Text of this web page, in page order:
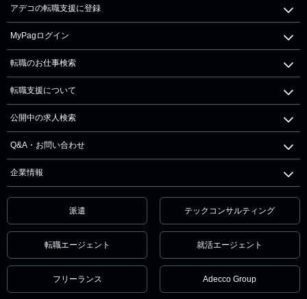
アデコの転職支援に登録
MyPagログイン
転職のお仕事検索
転職支援について
公開中の求人検索
Q&A・お問い合わせ
企業情報
派遣 テックコンサルティング
転職エージェント 就活エージェント
フリーランス Adecco Group